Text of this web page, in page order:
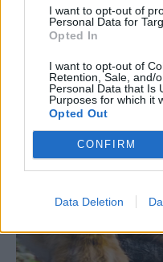
I want to opt-out of
Personal Data for
Opted In
I want to opt-out of
Retention, Sale, and/
Personal Data that Is
Purposes for which it
Opted Out
CONFIRM
Data Deletion